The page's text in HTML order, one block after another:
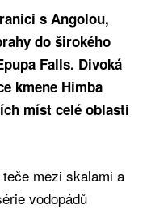
s Angolou,
do širokého
Falls. Divoká
kmene Himba
míst celé oblasti
mezi skalami a
vodopádů